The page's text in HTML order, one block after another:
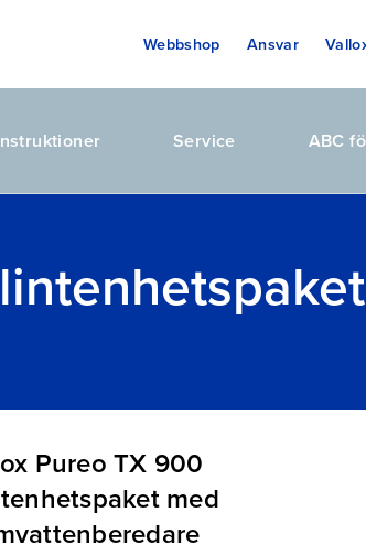
Webbshop Ansvar
Service ABC
Pureo TX 900
med